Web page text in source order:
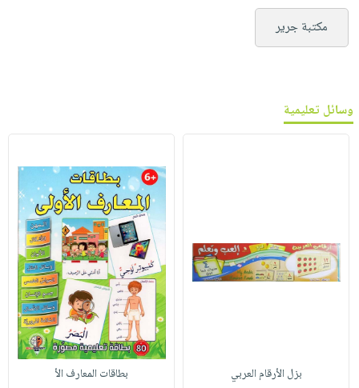
مكتبة جرير
وسائل تعليمية
بزل الأرقام العربي بطاقات المعارف الأ